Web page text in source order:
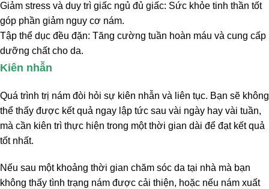
Giảm stress và duy trì giấc ngủ đủ giấc: Sức khỏe tinh thần tốt
góp phần giảm nguy cơ nám.
Tập thể dục đều đặn: Tăng cường tuần hoàn máu và cung cấp
dưỡng chất cho da.
Kiên nhẫn
Quá trình trị nám đòi hỏi sự kiên nhẫn và liên tục. Bạn sẽ không
thể thấy được kết quả ngay lập tức sau vài ngày hay vài tuần,
mà cần kiên trì thực hiện trong một thời gian dài để đạt kết quả
tốt nhất.
Nếu sau một khoảng thời gian chăm sóc da tại nhà mà bạn
không thấy tình trạng nám được cải thiện, hoặc nếu nám xuất